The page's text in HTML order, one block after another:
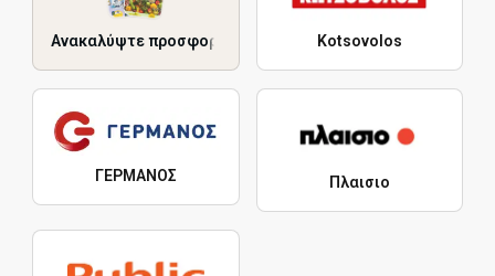
Ανακαλύψτε προσφορές Kotsovolos
ΓΕΡΜΑΝΟΣ Πλαισιο